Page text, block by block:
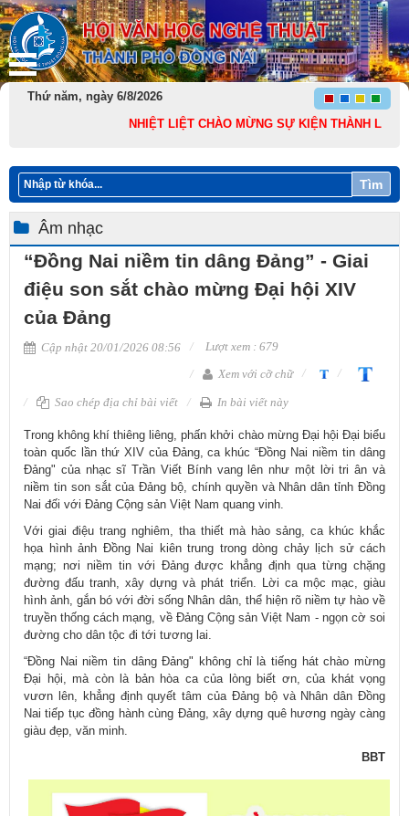
Thứ năm, ngày 6/8/2026
NHIỆT LIỆT CHÀO MỪNG SỰ KIỆN THÀNH LẬP
Tìm
Âm nhạc
“Đồng Nai niềm tin dâng Đảng” - Giai
điệu son sắt chào mừng Đại hội XIV
của Đảng
Cập nhật 20/01/2026 08:56
Lượt xem : 679
Xem với cỡ chữ
Sao chép địa chỉ bài viết In bài viết này
Trong không khí thiêng liêng, phấn khởi chào mừng Đại hội Đại biểu
toàn quốc lần thứ XIV của Đảng, ca khúc “Đồng Nai niềm tin dâng
Đảng" của nhạc sĩ Trần Viết Bính vang lên như một lời tri ân và
niềm tin son sắt của Đảng bộ, chính quyền và Nhân dân tỉnh Đồng
Nai đối với Đảng Cộng sản Việt Nam quang vinh.
Với giai điệu trang nghiêm, tha thiết mà hào sảng, ca khúc khắc
họa hình ảnh Đồng Nai kiên trung trong dòng chảy lịch sử cách
mạng; nơi niềm tin với Đảng được khẳng định​ qua từng chặng
đường đấu tranh, xây dựng và phát triển. Lời ca mộc mạc, giàu
hình ảnh, gắn bó với đời sống Nhân dân, thể hiện rõ niềm tự hào về
truyền thống cách mạng, về Đảng Cộng sản Việt Nam - ngọn cờ soi
đường cho dân tộc đi tới tương lai.
“Đồng Nai niềm tin dâng Đảng" không chỉ là tiếng hát chào mừng
Đại hội, mà còn là bản hòa ca của lòng biết ơn, của khát vọng
vươn lên, khẳng định quyết tâm của Đảng bộ và Nhân dân Đồng
Nai tiếp tục đồng hành cùng Đảng, xây dựng quê hương ngày càng
giàu đẹp, văn minh.
BBT